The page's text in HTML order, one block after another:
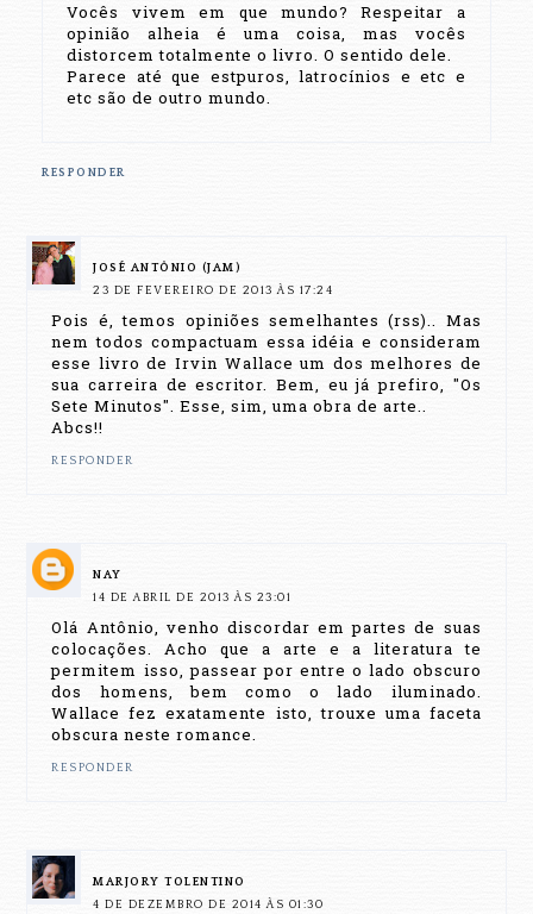
Vocês vivem em que mundo? Respeitar a
opinião alheia é uma coisa, mas vocês
distorcem totalmente o livro. O sentido dele.
Parece até que estpuros, latrocínios e etc e
etc são de outro mundo.
RESPONDER
JOSÉ ANTÔNIO (JAM)
23 DE FEVEREIRO DE 2013 ÀS 17:24
Pois é, temos opiniões semelhantes (rss).. Mas
nem todos compactuam essa idéia e consideram
esse livro de Irvin Wallace um dos melhores de
sua carreira de escritor. Bem, eu já prefiro, "Os
Sete Minutos". Esse, sim, uma obra de arte..
Abcs!!
RESPONDER
NAY
14 DE ABRIL DE 2013 ÀS 23:01
Olá Antônio, venho discordar em partes de suas
colocações. Acho que a arte e a literatura te
permitem isso, passear por entre o lado obscuro
dos homens, bem como o lado iluminado.
Wallace fez exatamente isto, trouxe uma faceta
obscura neste romance.
RESPONDER
MARJORY TOLENTINO
4 DE DEZEMBRO DE 2014 ÀS 01:30